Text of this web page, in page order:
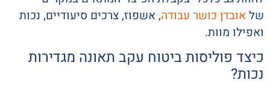
של אובדן כושר עבודה, אשפוז, צרכים סיעודיים, נכות
ואפילו מוות.
כיצד פוליסות ביטוח עקב תאונה מגדירות
נכות?